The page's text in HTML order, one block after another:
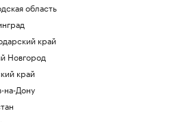
область
край
Новгород
край
на-Дону